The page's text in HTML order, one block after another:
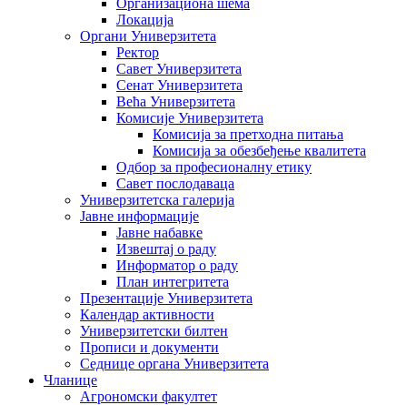
Организациона шема
Локација
Органи Универзитета
Ректор
Савет Универзитета
Сенат Универзитета
Већа Универзитета
Комисије Универзитета
Комисија за претходна питања
Комисија за обезбеђење квалитета
Одбор за професионалну етику
Савет послодаваца
Универзитетска галерија
Јавне информације
Јавне набавке
Извештај о раду
Информатор о раду
План интегритета
Презентације Универзитета
Календар активности
Универзитетски билтен
Прописи и документи
Седнице органа Универзитета
Чланице
Агрономски факултет